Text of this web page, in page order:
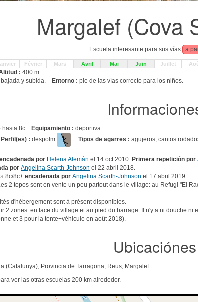
Margalef (Cova
Escuela interesante para sus vías a
Février Mars Avril Mai Juin Juillet
: 400 m
bajada y subida. Entorno : pie de las vías correcto para los niños.
hasta 8c. Equipamiento : deportiva
Perfil(es) : despolm . Tipos de agarres : agujeros, cantos
encadenada por Helena Alemán el 14 oct 2010. Primera repetición por
por Angelina Scarth-Johnson el 22 abril 2018.
8c/8c+ encadenada por Angelina Scarth-Johnson el 17 abril 2019
2 topos sont en vente un peu partout dans le village: au Refugi "El
d'hébergement sont à présent disponibles.
2 zones: en face du village et au pied du barrage. Il n'y a ni douche
et 3 pour la tente+véhicule en août 2018).
(Catalunya), Provincia de Tarragona, Reus, Margalef.
ver las otras escuelas 200 km alrededor.